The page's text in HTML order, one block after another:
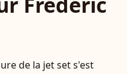
de la jet set s'est